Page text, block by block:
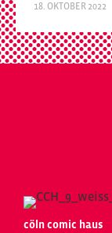
18. OKTOBER 2022
cöln comic haus